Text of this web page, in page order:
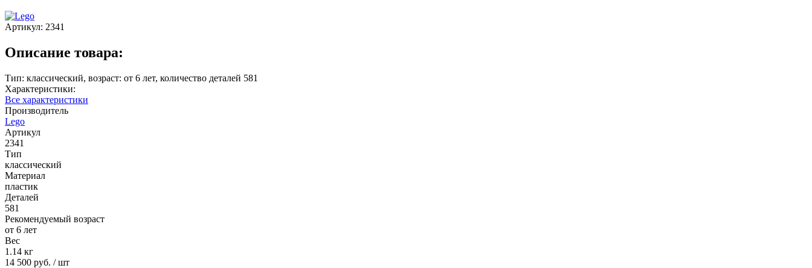
Артикул: 2341
Описание товара:
Тип: классический, возраст: от 6 лет, количество деталей 581
Характеристики:
Все характеристики
Производитель
Lego
Артикул
2341
Тип
классический
Материал
пластик
Деталей
581
Рекомендуемый возраст
от 6 лет
Вес
1.14 кг
14 500 руб. / шт